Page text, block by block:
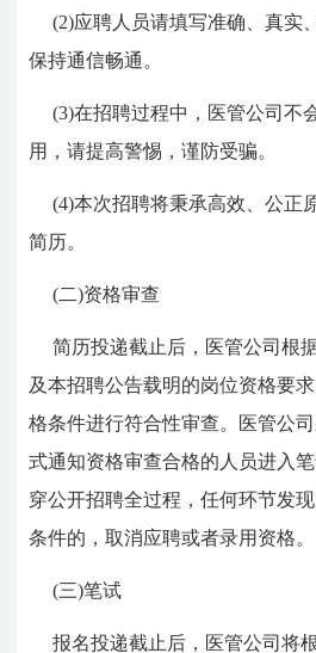
(2)应聘人员请填写准确、真实
保持通信畅通。
(3)在招聘过程中，医管公司不
用，请提高警惕，谨防受骗。
(4)本次招聘将秉承高效、公正
简历。
(二)资格审查
简历投递截止后，医管公司根
及本招聘公告载明的岗位资格要
格条件进行符合性审查。医管公
式通知资格审查合格的人员进入
穿公开招聘全过程，任何环节发
条件的，取消应聘或者录用资格。
(三)笔试
报名投递截止后，医管公司将